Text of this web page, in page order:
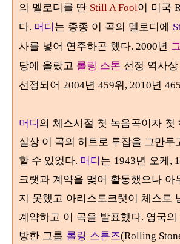
의 멜로디를 딴 Still A Fool이 미국
다. 머디는 종종 이 곡의 멜로디에
사를 넣어 연주하곤 했다. 2000년
당에 올랐고 롤링 스톤 선정 역사
선정되어 2004년 459위, 2010년 465
머디 의 체스시절 첫 녹음곡이자 첫
실상 이 곡의 히트로 투잡을 그만두
할 수 있었다. 머디 는 1943년 오케 ,
크랫과 계약을 맺어 활동했으나 아
지 못했고 아리스토크랫이 체스로
계약하고 이 곡을 발표했다. 영국의
방한 그룹 롤링 스톤즈(Rolling